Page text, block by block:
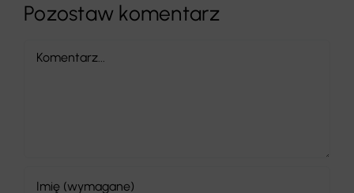
Pozostaw komentarz
Comment